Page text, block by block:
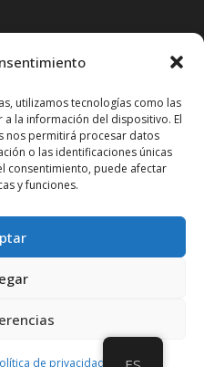
utilizamos tecnologías como las
la información del dispositivo. El
nos permitirá procesar datos
o las identificaciones únicas
consentimiento, puede afectar
y funciones.
de privacidad
sociales